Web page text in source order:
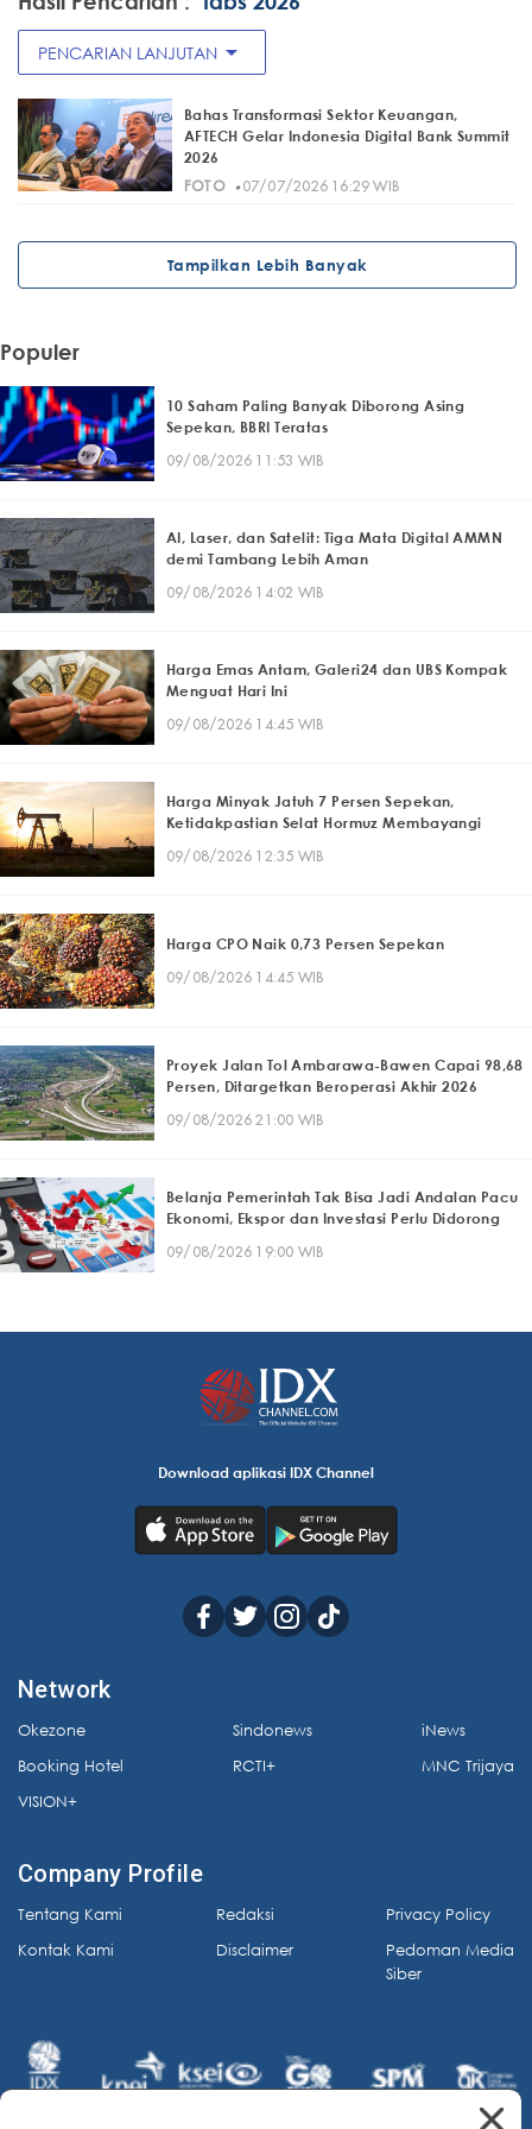
PENCARIAN LANJUTAN arrow_drop_down
Bahas Transformasi Sektor Keuangan,
AFTECH Gelar Indonesia Digital Bank Summit
2026
FOTO· 07/07/2026 16:29 WIB
Tampilkan Lebih Banyak
Populer
10 Saham Paling Banyak Diborong Asing
Sepekan, BBRI Teratas
09/08/2026 11:53 WIB
AI, Laser, dan Satelit: Tiga Mata Digital AMMN
demi Tambang Lebih Aman
09/08/2026 14:02 WIB
Harga Emas Antam, Galeri24 dan UBS Kompak
Menguat Hari Ini
09/08/2026 14:45 WIB
Harga Minyak Jatuh 7 Persen Sepekan,
Ketidakpastian Selat Hormuz Membayangi
09/08/2026 12:35 WIB
Harga CPO Naik 0,73 Persen Sepekan
09/08/2026 14:45 WIB
Proyek Jalan Tol Ambarawa-Bawen Capai 98,68
Persen, Ditargetkan Beroperasi Akhir 2026
09/08/2026 21:00 WIB
Belanja Pemerintah Tak Bisa Jadi Andalan Pacu
Ekonomi, Ekspor dan Investasi Perlu Didorong
09/08/2026 19:00 WIB
Download aplikasi IDX Channel
Network
Okezone
Booking Hotel
VISION+
Sindonews
RCTI+
iNews
MNC Trijaya
Company Profile
Tentang Kami
Kontak Kami
Redaksi
Disclaimer
Privacy Policy
Pedoman Media
Siber